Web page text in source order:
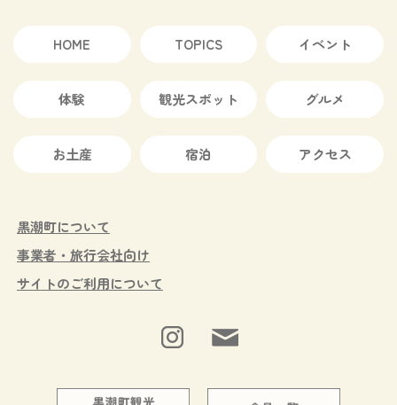
HOME TOPICS イベント
体験 観光スポット グルメ
お土産 宿泊 アクセス
黒潮町について
事業者・旅行会社向け
サイトのご利用について